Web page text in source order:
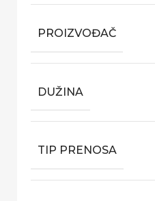
PROIZVOĐAČ
DUŽINA
TIP PRENOSA